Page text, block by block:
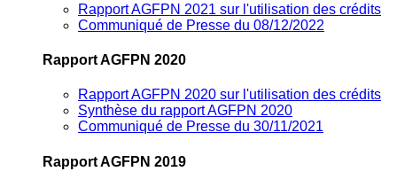
Rapport AGFPN 2021 sur l'utilisation des crédits
Communiqué de Presse du 08/12/2022
Rapport AGFPN 2020
Rapport AGFPN 2020 sur l'utilisation des crédits
Synthèse du rapport AGFPN 2020
Communiqué de Presse du 30/11/2021
Rapport AGFPN 2019